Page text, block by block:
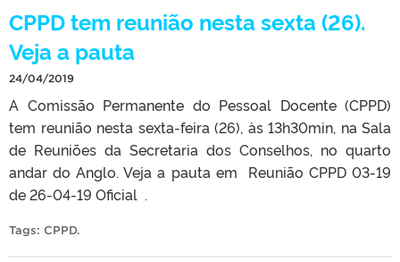
CPPD tem reunião nesta sexta (26).
Veja a pauta
24/04/2019
A Comissão Permanente do Pessoal Docente (CPPD)
tem reunião nesta sexta-feira (26), às 13h30min, na Sala
de Reuniões da Secretaria dos Conselhos, no quarto
andar do Anglo. Veja a pauta em Reunião CPPD 03-19
de 26-04-19 Oficial .
Tags: CPPD.